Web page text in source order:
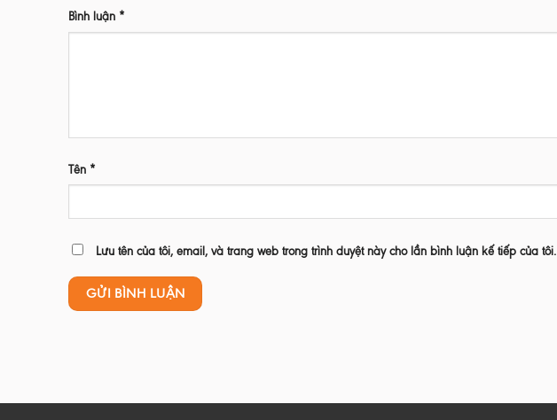
Bình luận *
Tên *
Lưu tên của tôi, email, và trang web trong trình duyệt này cho lần bình luận kế tiếp của tôi.